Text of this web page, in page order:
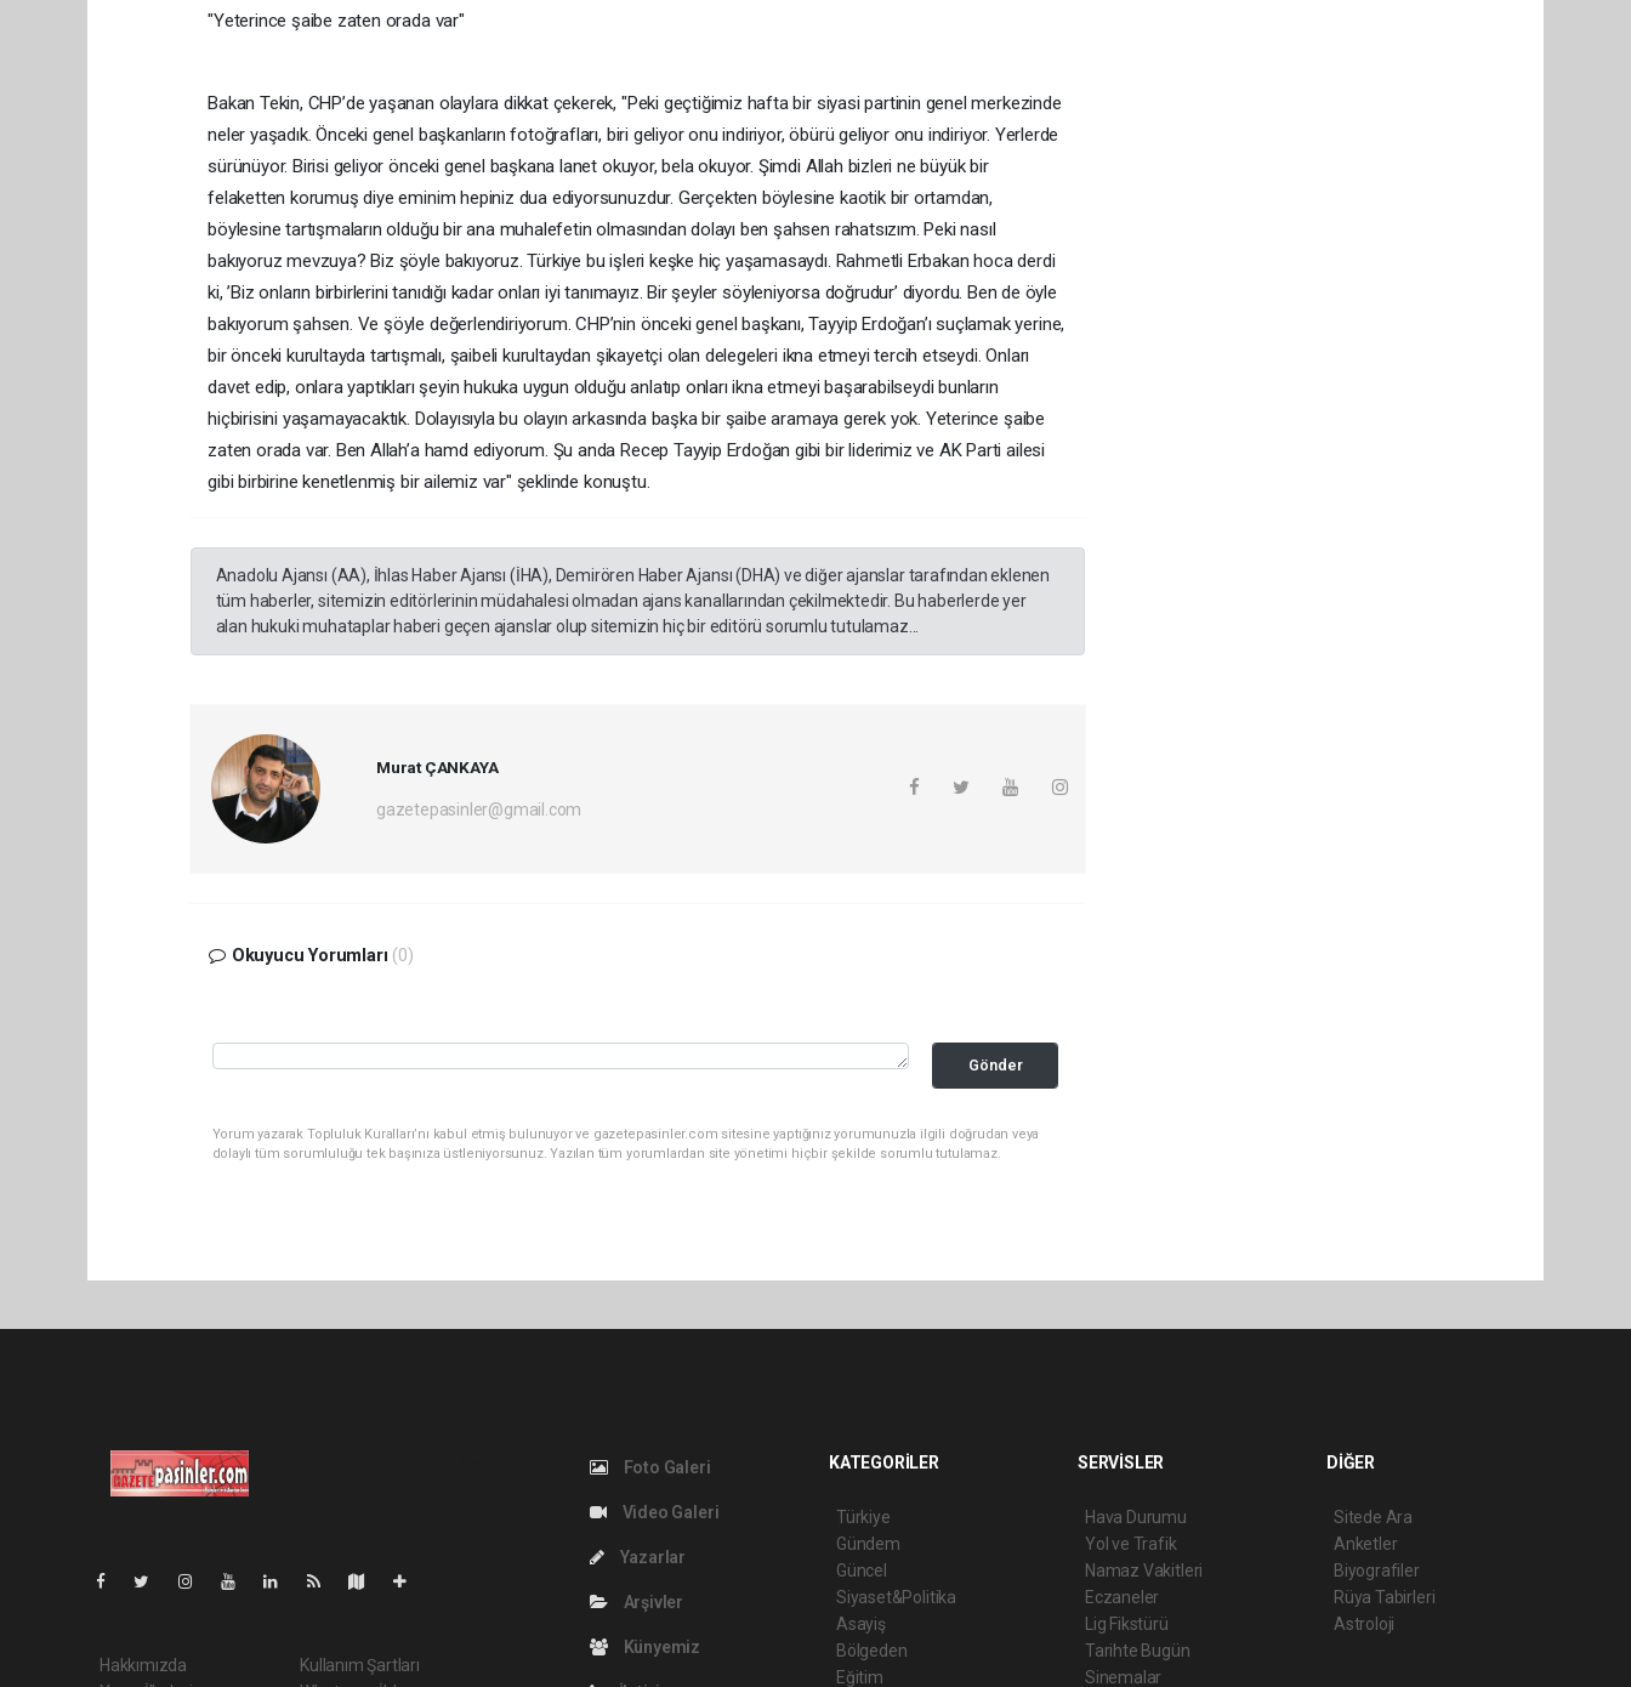
"Yeterince şaibe zaten orada var"
Bakan Tekin, CHP’de yaşanan olaylara dikkat çekerek, "Peki geçtiğimiz hafta bir siyasi partinin genel merkezinde
neler yaşadık. Önceki genel başkanların fotoğrafları, biri geliyor onu indiriyor, öbürü geliyor onu indiriyor. Yerlerde
sürünüyor. Birisi geliyor önceki genel başkana lanet okuyor, bela okuyor. Şimdi Allah bizleri ne büyük bir
felaketten korumuş diye eminim hepiniz dua ediyorsunuzdur. Gerçekten böylesine kaotik bir ortamdan,
böylesine tartışmaların olduğu bir ana muhalefetin olmasından dolayı ben şahsen rahatsızım. Peki nasıl
bakıyoruz mevzuya? Biz şöyle bakıyoruz. Türkiye bu işleri keşke hiç yaşamasaydı. Rahmetli Erbakan hoca derdi
ki, ’Biz onların birbirlerini tanıdığı kadar onları iyi tanımayız. Bir şeyler söyleniyorsa doğrudur’ diyordu. Ben de öyle
bakıyorum şahsen. Ve şöyle değerlendiriyorum. CHP’nin önceki genel başkanı, Tayyip Erdoğan’ı suçlamak yerine,
bir önceki kurultayda tartışmalı, şaibeli kurultaydan şikayetçi olan delegeleri ikna etmeyi tercih etseydi. Onları
davet edip, onlara yaptıkları şeyin hukuka uygun olduğu anlatıp onları ikna etmeyi başarabilseydi bunların
hiçbirisini yaşamayacaktık. Dolayısıyla bu olayın arkasında başka bir şaibe aramaya gerek yok. Yeterince şaibe
zaten orada var. Ben Allah’a hamd ediyorum. Şu anda Recep Tayyip Erdoğan gibi bir liderimiz ve AK Parti ailesi
gibi birbirine kenetlenmiş bir ailemiz var" şeklinde konuştu.
Anadolu Ajansı (AA), İhlas Haber Ajansı (İHA), Demirören Haber Ajansı (DHA) ve diğer ajanslar tarafından eklenen
tüm haberler, sitemizin editörlerinin müdahalesi olmadan ajans kanallarından çekilmektedir. Bu haberlerde yer
alan hukuki muhataplar haberi geçen ajanslar olup sitemizin hiç bir editörü sorumlu tutulamaz...
Murat ÇANKAYA
gazetepasinler@gmail.com
Okuyucu Yorumları (0)
Gönder
Yorum yazarak Topluluk Kuralları’nı kabul etmiş bulunuyor ve gazetepasinler.com sitesine yaptığınız yorumunuzla ilgili doğrudan veya
dolaylı tüm sorumluluğu tek başınıza üstleniyorsunuz. Yazılan tüm yorumlardan site yönetimi hiçbir şekilde sorumlu tutulamaz.
Hakkımızda
Kullanım Şartları
Foto Galeri
Video Galeri
Yazarlar
Arşivler
Künyemiz
KATEGORİLER
Türkiye
Gündem
Güncel
Siyaset&Politika
Asayiş
Bölgeden
Eğitim
SERVİSLER
Hava Durumu
Yol ve Trafik
Namaz Vakitleri
Eczaneler
Lig Fikstürü
Tarihte Bugün
Sinemalar
DİĞER
Sitede Ara
Anketler
Biyografiler
Rüya Tabirleri
Astroloji